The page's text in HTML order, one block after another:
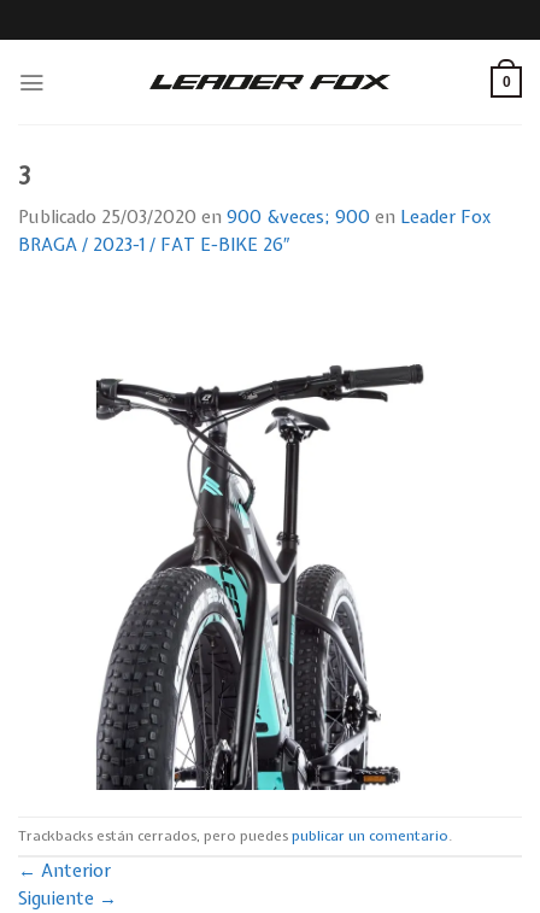
to
0
3
Publicado 25/03/2020 en 900 &veces; 900 en Leader Fox
BRAGA / 2023-1 / FAT E-BIKE 26″
Trackbacks están cerrados, pero puedespublicar un comentario.
← Anterior
Siguiente →